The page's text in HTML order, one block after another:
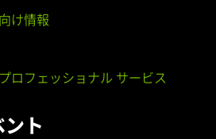
け情報
ロフェッショナル サービス
ト